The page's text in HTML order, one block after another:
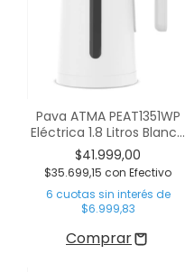
Pava ATMA PEAT1351WP
Eléctrica 1.8 Litros Blanca
S/Corte
$41.999,00
$35.699,15 con Efectivo
6 cuotas sin interés de
$6.999,83